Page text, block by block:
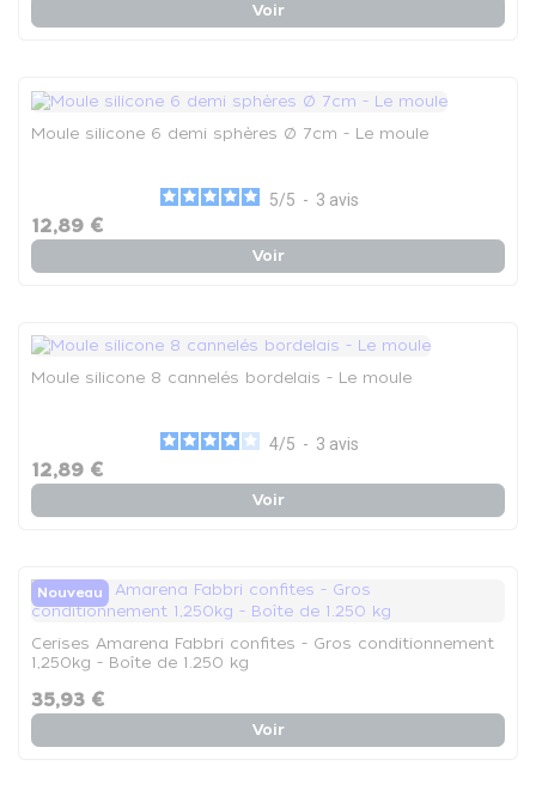
Voir
Moule silicone 6 demi sphères Ø 7cm - Le moule
5/5 - 3 avis
12,89 €
Voir
Moule silicone 8 cannelés bordelais - Le moule
4/5 - 3 avis
12,89 €
Voir
Nouveau
Cerises Amarena Fabbri confites - Gros conditionnement
1,250kg - Boîte de 1.250 kg
35,93 €
Voir